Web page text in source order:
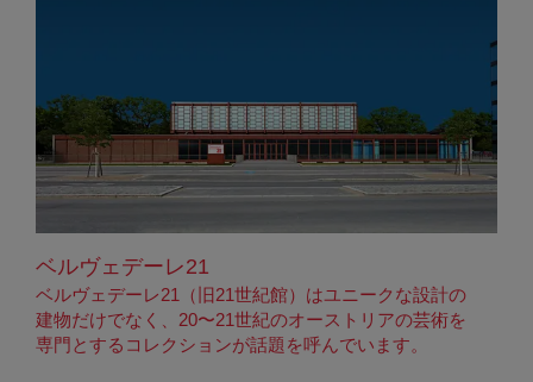
ベルヴェデーレ21
ベルヴェデーレ21（旧21世紀館）はユニークな設計の
建物だけでなく、20〜21世紀のオーストリアの芸術を
専門とするコレクションが話題を呼んでいます。